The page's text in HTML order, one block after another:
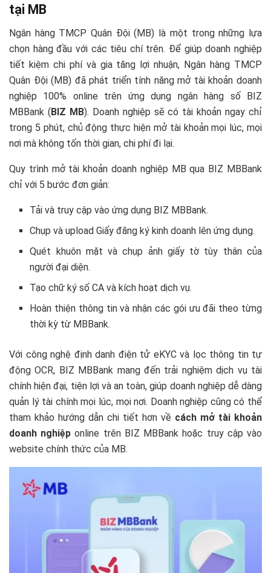
tại MB
Ngân hàng TMCP Quân Đội (MB) là một trong những lựa
chọn hàng đầu với các tiêu chí trên. Để giúp doanh nghiệp
tiết kiệm chi phí và gia tăng lợi nhuận, Ngân hàng TMCP
Quân Đội (MB) đã phát triển tính năng mở tài khoản doanh
nghiệp 100% online trên ứng dụng ngân hàng số BIZ
MBBank (BIZ MB). Doanh nghiệp sẽ có tài khoản ngay chỉ
trong 5 phút, chủ động thực hiện mở tài khoản mọi lúc, mọi
nơi mà không tốn thời gian, chi phí đi lại.
Quy trình mở tài khoản doanh nghiệp MB qua BIZ MBBank
chỉ với 5 bước đơn giản:
Tải và truy cập vào ứng dụng BIZ MBBank.
Chụp và upload Giấy đăng ký kinh doanh lên ứng dụng.
Quét khuôn mặt và chụp ảnh giấy tờ tùy thân của
người đại diện.
Tạo chữ ký số CA và kích hoạt dịch vụ.
Hoàn thiện thông tin và nhận các gói ưu đãi theo từng
thời kỳ từ MBBank.
Với công nghệ định danh điện tử eKYC và lọc thông tin tự
động OCR, BIZ MBBank mang đến trải nghiệm dịch vụ tài
chính hiện đại, tiện lợi và an toàn, giúp doanh nghiệp dễ dàng
quản lý tài chính mọi lúc, mọi nơi. Doanh nghiệp cũng có thể
tham khảo hướng dẫn chi tiết hơn về cách mở tài khoản
doanh nghiệponline trên BIZ MBBank hoặc truy cập vào
website chính thức của MB.